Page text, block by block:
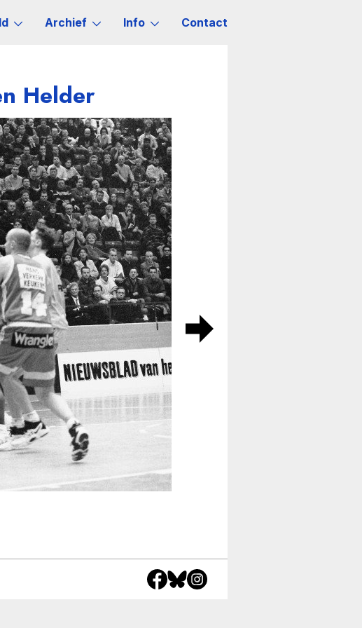
Archief Info Contact
Helder